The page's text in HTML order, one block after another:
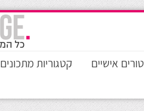
טורים אישיים קטגוריות מתכונים